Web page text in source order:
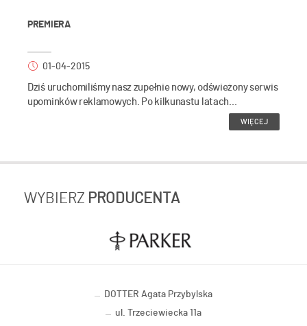
PREMIERA
01-04-2015
Dziś uruchomiliśmy nasz zupełnie nowy, odświeżony serwis
upominków reklamowych. Po kilkunastu latach...
WIĘCEJ
WYBIERZ PRODUCENTA
DOTTER Agata Przybylska
ul. Trzeciewiecka 11a